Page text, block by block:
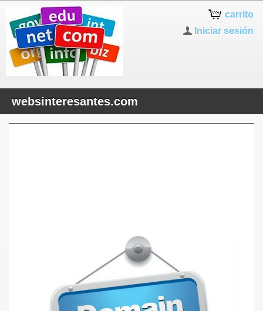
carrito
Iniciar sesión
websinteresantes.com